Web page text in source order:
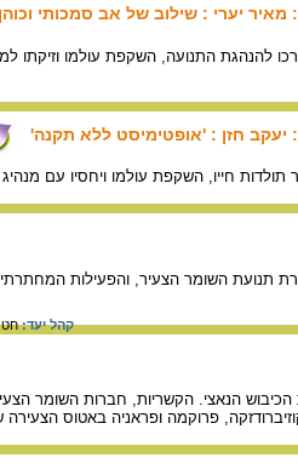
יערי : שילוב של אב סמכותי
להנהגת התנועה, השקפת עולמו וזיקתו
: יעקב חזן : 'אופטימיסט ללא תקנה'
חייו, השקפת עולמו ויחסיו עם מנהיג
תנועת השומר הצעיר, והפעילות
קהל יעד:
הנאצי. הקשריות, חברות השומר
פרוקמה ופראניה באטוס הצעירה